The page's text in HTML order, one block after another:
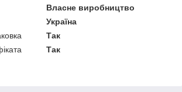
Власне виробництво
Україна
Так
Так